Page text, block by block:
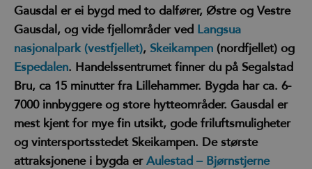
Gausdal er ei bygd med to dalfører, Østre og Vestre
Gausdal, og vide fjellområder ved Langsua
nasjonalpark (vestfjellet), Skeikampen (nordfjellet) og
Espedalen. Handelssentrumet finner du på Segalstad
Bru, ca 15 minutter fra Lillehammer. Bygda har ca. 6-
7000 innbyggere og store hytteområder. Gausdal er
mest kjent for mye fin utsikt, gode friluftsmuligheter
og vintersportsstedet Skeikampen. De største
attraksjonene i bygda erAulestad – Bjørnstjerne